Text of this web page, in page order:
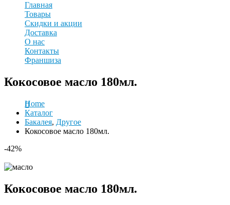
Главная
Товары
Скидки и акции
Доставка
О нас
Контакты
Франшиза
Кокосовое масло 180мл.
Home
Каталог
Бакалея, Другое
Кокосовое масло 180мл.
-42%
Кокосовое масло 180мл.